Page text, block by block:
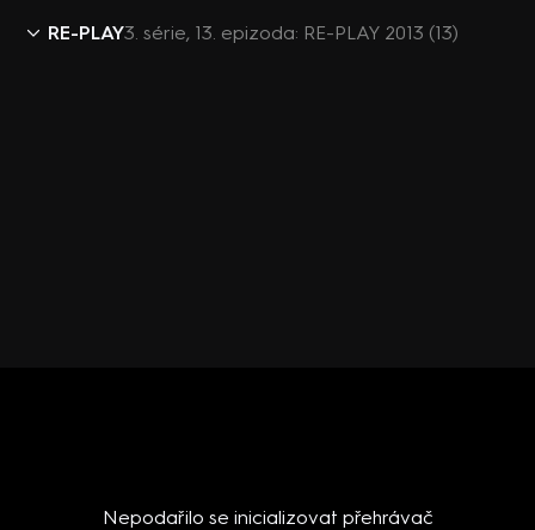
RE-PLAY3. série, 13. epizoda: RE-PLAY 2013 (13)
Nepodařilo se inicializovat přehrávač